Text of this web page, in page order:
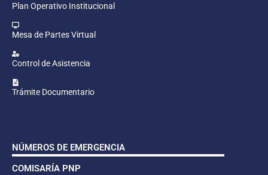
Plan Operativo Institucional
Mesa de Partes Virtual
Control de Asistencia
Trámite Documentario
NÚMEROS DE EMERGENCIA
COMISARÍA PNP